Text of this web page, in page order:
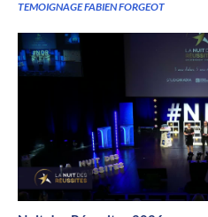
TEMOIGNAGE FABIEN FORGEOT